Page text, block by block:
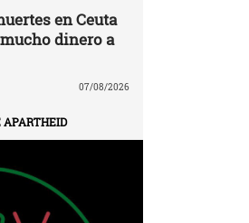
en Ceuta
dinero a
07/08/2026
APARTHEID